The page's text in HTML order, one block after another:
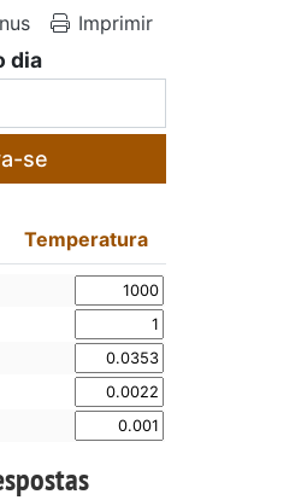
Imprimir
dia
se
Temperatura